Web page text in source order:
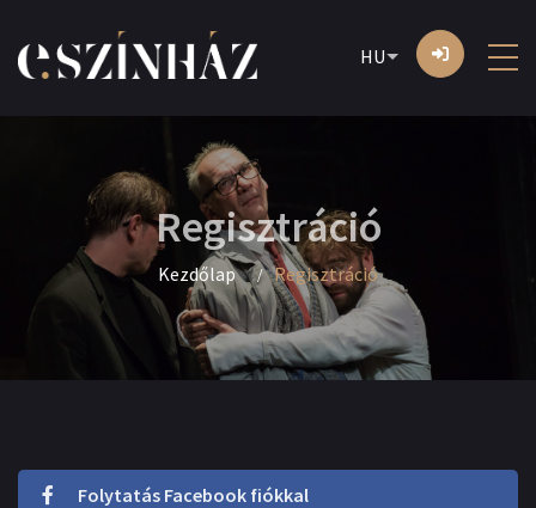
HU
Regisztráció
Kezdőlap Regisztráció
Folytatás Facebook fiókkal